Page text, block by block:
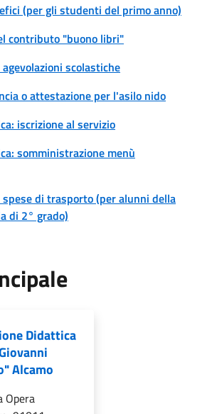
(per gli studenti del primo anno)
contributo "buono libri"
scolastiche
o attestazione per l'asilo nido
iscrizione al servizio
somministrazione menù
spese di trasporto (per alunni della
di 2° grado)
Didattica
Alcamo
Opera